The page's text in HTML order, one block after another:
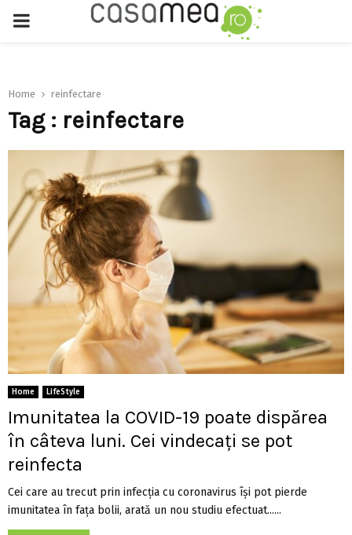
PRIMARY
Home reinfectare
Tag : reinfectare
Home LifeStyle
Imunitatea la COVID-19 poate dispărea
în câteva luni. Cei vindecați se pot
reinfecta
Cei care au trecut prin infecția cu coronavirus își pot pierde
imunitatea în fața bolii, arată un nou studiu efectuat......